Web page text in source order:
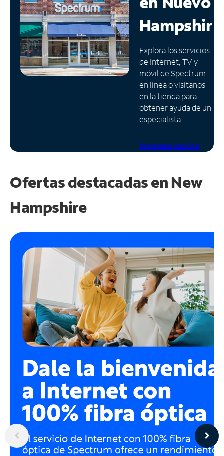
Administrar
cuenta
Encuentra
una
tienda
Hampshire
Explora los servicios
de Internet, TV y
móvil de Spectrum
en línea o visítanos
en la tienda para
obtener ayuda de un
especialista.
Programa una cita
Ofertas destacadas en New
Hampshire